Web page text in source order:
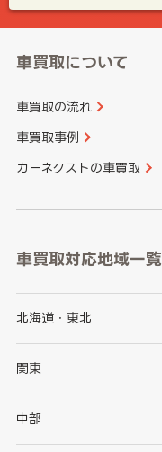
車買取について
車買取の流れ
車買取事例
カーネクストの車買取
車買取対応地域一覧
北海道・東北
北海道
岩手県
関東
茨城県
中部